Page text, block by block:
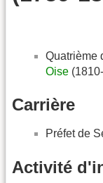
Quatrième
Oise
Carrière
Préfet de
Activité